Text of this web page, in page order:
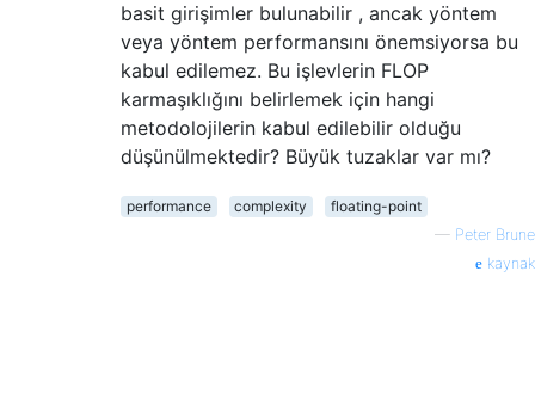
basit girişimler bulunabilir , ancak yöntem
veya yöntem performansını önemsiyorsa bu
kabul edilemez. Bu işlevlerin FLOP
karmaşıklığını belirlemek için hangi
metodolojilerin kabul edilebilir olduğu
düşünülmektedir? Büyük tuzaklar var mı?
performance complexity
floating-point
— Peter Brune
kaynak